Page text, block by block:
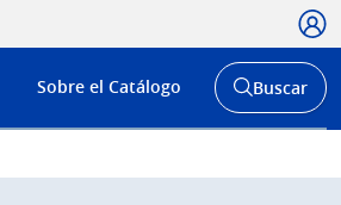
Menú
de
Sobre el Catálogo
Abrir
buscador
Buscar